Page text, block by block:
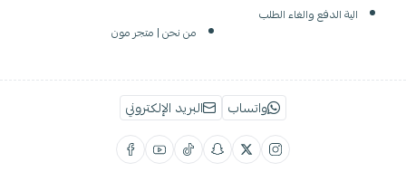
الية الدفع والغاء الطلب
من نحن | متجر مون
واتساب البريد الإلكتروني